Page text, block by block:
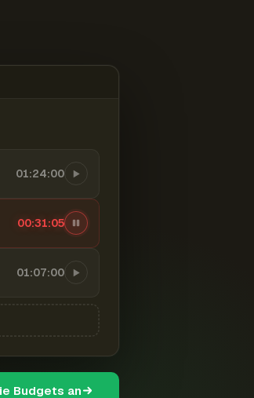
01:24:00
00:31:06
01:07:00
Budgets an